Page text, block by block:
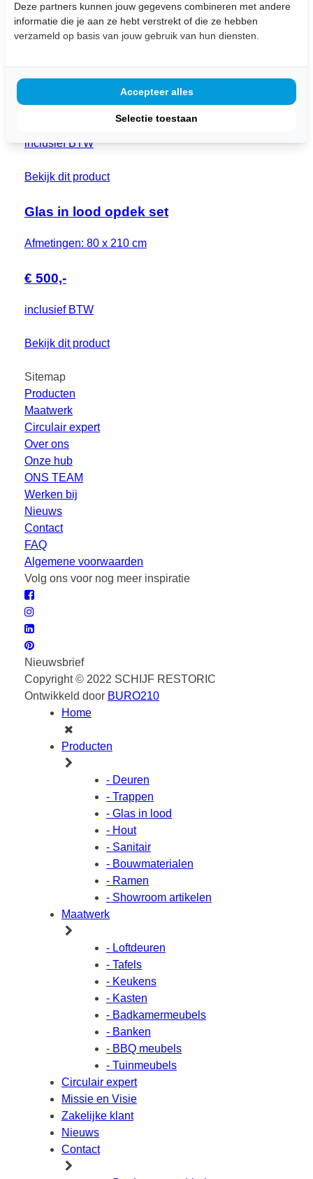
Uitgelichte Producten
Hoge glas in lood set wiebers en boog
Afmetingen: 79 x 229 cm
inclusief BTW
Bekijk dit product
Glas in lood opdek set
Afmetingen: 80 x 210 cm
€ 500,-
inclusief BTW
Bekijk dit product
Sitemap
Producten
Maatwerk
Circulair expert
Over ons
Onze hub
ONS TEAM
Werken bij
Nieuws
Contact
FAQ
Algemene voorwaarden
Volg ons voor nog meer inspiratie
Nieuwsbrief
Copyright © 2022 SCHIJF RESTORIC
Ontwikkeld door BURO210
Home
Producten
- Deuren
- Trappen
- Glas in lood
- Hout
- Sanitair
- Bouwmaterialen
- Ramen
- Showroom artikelen
Maatwerk
- Loftdeuren
- Tafels
- Keukens
- Kasten
- Badkamermeubels
- Banken
- BBQ meubels
- Tuinmeubels
Circulair expert
Missie en Visie
Zakelijke klant
Nieuws
Contact
Deze partners kunnen jouw gegevens combineren met andere
informatie die je aan ze hebt verstrekt of die ze hebben
verzameld op basis van jouw gebruik van hun diensten.
Selectie toestaan
Accepteer alles